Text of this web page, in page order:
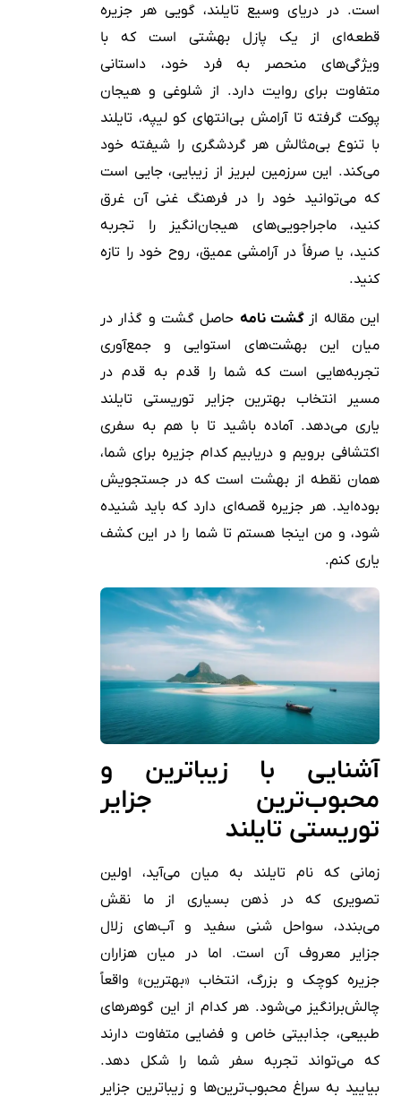
است. در دریای وسیع تایلند، گویی هر جزیره
قطعه‌ای از یک پازل بهشتی است که با
ویژگی‌های منحصر به فرد خود، داستانی
متفاوت برای روایت دارد. از شلوغی و هیجان
پوکت گرفته تا آرامش بی‌انتهای کو لیپه، تایلند
با تنوع بی‌مثالش هر گردشگری را شیفته خود
می‌کند. این سرزمین لبریز از زیبایی، جایی است
که می‌توانید خود را در فرهنگ غنی آن غرق
کنید، ماجراجویی‌های هیجان‌انگیز را تجربه
کنید، یا صرفاً در آرامشی عمیق، روح خود را تازه
کنید.
این مقاله از گشت نامه حاصل گشت و گذار در
میان این بهشت‌های استوایی و جمع‌آوری
تجربه‌هایی است که شما را قدم به قدم در
مسیر انتخاب بهترین جزایر توریستی تایلند
یاری می‌دهد. آماده باشید تا با هم به سفری
اکتشافی برویم و دریابیم کدام جزیره برای شما،
همان نقطه از بهشت است که در جستجویش
بوده‌اید. هر جزیره قصه‌ای دارد که باید شنیده
شود، و من اینجا هستم تا شما را در این کشف
یاری کنم.
آشنایی با زیباترین و
محبوب‌ترین جزایر
توریستی تایلند
زمانی که نام تایلند به میان می‌آید، اولین
تصویری که در ذهن بسیاری از ما نقش
می‌بندد، سواحل شنی سفید و آب‌های زلال
جزایر معروف آن است. اما در میان هزاران
جزیره کوچک و بزرگ، انتخاب «بهترین» واقعاً
چالش‌برانگیز می‌شود. هر کدام از این گوهرهای
طبیعی، جذابیتی خاص و فضایی متفاوت دارند
که می‌تواند تجربه سفر شما را شکل دهد.
بیایید به سراغ محبوب‌ترین‌ها و زیباترین جزایر